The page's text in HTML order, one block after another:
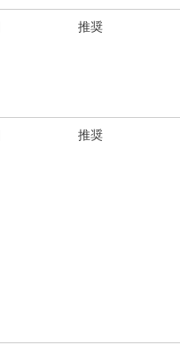
推奨
推奨